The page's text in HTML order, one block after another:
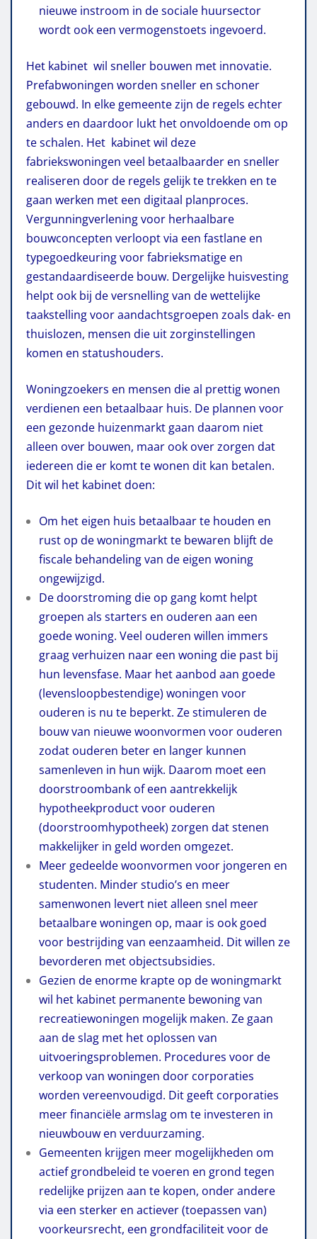
nieuwe instroom in de sociale huursector
wordt ook een vermogenstoets ingevoerd.
Het kabinet wil sneller bouwen met innovatie.
Prefabwoningen worden sneller en schoner
gebouwd. In elke gemeente zijn de regels echter
anders en daardoor lukt het onvoldoende om op
te schalen. Het kabinet wil deze
fabriekswoningen veel betaalbaarder en sneller
realiseren door de regels gelijk te trekken en te
gaan werken met een digitaal planproces.
Vergunningverlening voor herhaalbare
bouwconcepten verloopt via een fastlane en
typegoedkeuring voor fabrieksmatige en
gestandaardiseerde bouw. Dergelijke huisvesting
helpt ook bij de versnelling van de wettelijke
taakstelling voor aandachtsgroepen zoals dak- en
thuislozen, mensen die uit zorginstellingen
komen en statushouders.
Woningzoekers en mensen die al prettig wonen
verdienen een betaalbaar huis. De plannen voor
een gezonde huizenmarkt gaan daarom niet
alleen over bouwen, maar ook over zorgen dat
iedereen die er komt te wonen dit kan betalen.
Dit wil het kabinet doen:
Om het eigen huis betaalbaar te houden en
rust op de woningmarkt te bewaren blijft de
fiscale behandeling van de eigen woning
ongewijzigd.
De doorstroming die op gang komt helpt
groepen als starters en ouderen aan een
goede woning. Veel ouderen willen immers
graag verhuizen naar een woning die past bij
hun levensfase. Maar het aanbod aan goede
(levensloopbestendige) woningen voor
ouderen is nu te beperkt. Ze stimuleren de
bouw van nieuwe woonvormen voor ouderen
zodat ouderen beter en langer kunnen
samenleven in hun wijk. Daarom moet een
doorstroombank of een aantrekkelijk
hypotheekproduct voor ouderen
(doorstroomhypotheek) zorgen dat stenen
makkelijker in geld worden omgezet.
Meer gedeelde woonvormen voor jongeren en
studenten. Minder studio’s en meer
samenwonen levert niet alleen snel meer
betaalbare woningen op, maar is ook goed
voor bestrijding van eenzaamheid. Dit willen ze
bevorderen met objectsubsidies.
Gezien de enorme krapte op de woningmarkt
wil het kabinet permanente bewoning van
recreatiewoningen mogelijk maken. Ze gaan
aan de slag met het oplossen van
uitvoeringsproblemen. Procedures voor de
verkoop van woningen door corporaties
worden vereenvoudigd. Dit geeft corporaties
meer financiële armslag om te investeren in
nieuwbouw en verduurzaming.
Gemeenten krijgen meer mogelijkheden om
actief grondbeleid te voeren en grond tegen
redelijke prijzen aan te kopen, onder andere
via een sterker en actiever (toepassen van)
voorkeursrecht, een grondfaciliteit voor de